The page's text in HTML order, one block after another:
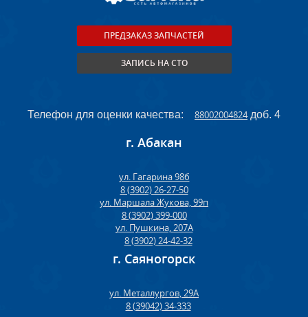
ПРЕДЗАКАЗ ЗАПЧАСТЕЙ
ЗАПИСЬ НА СТО
Телефон для оценки качества: 88002004824доб. 4
г. Абакан
ул. Гагарина 98б
8 (3902) 26-27-50
ул. Маршала Жукова, 99п
8 (3902) 399-000
ул. Пушкина, 207А
8 (3902) 24-42-32
г. Саяногорск
ул. Металлургов, 29А
8 (39042) 34-333